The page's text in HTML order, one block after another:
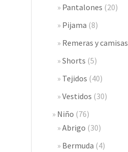
Pantalones (20)
Pijama (8)
Remeras y camisas
Shorts (5)
Tejidos (40)
Vestidos (30)
Niño (76)
Abrigo (30)
Bermuda (4)